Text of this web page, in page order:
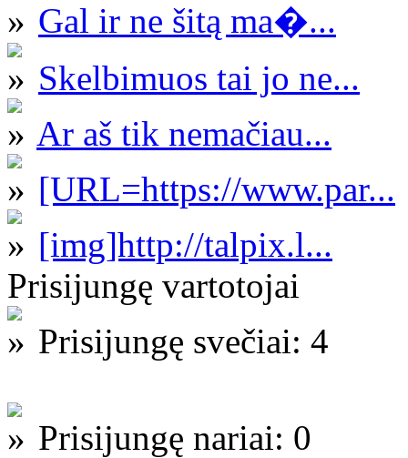
Gal ir ne šitą ma�...
Skelbimuos tai jo ne...
Ar aš tik nemačiau...
[URL=https://www.par...
[img]http://talpix.l...
Prisijungę vartotojai
Prisijungę svečiai: 4
Prisijungę nariai: 0